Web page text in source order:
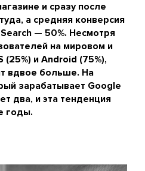
и сразу после
а средняя конверсия
— 50%. Несмотря
на мировом и
и Android (75%),
вдвое больше. На
зарабатывает Google
два, и эта тенденция
годы.